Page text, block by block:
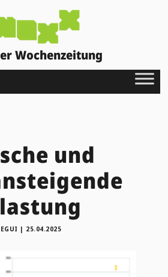
Wochenzeitung
und
| 25.04.2025